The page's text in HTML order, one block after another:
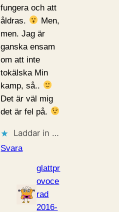
fungera och att
åldras.
Men,
men. Jag är
ganska ensam
om att inte
tokälska Min
kamp, så..
Det är väl mig
det är fel på.
Laddar in …
Svara
glattpr
ovoce
rad
2016-